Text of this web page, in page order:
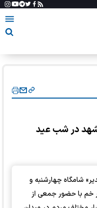
در شب عید
شامگاه چهارشنبه و
خم با حضور جمعی از